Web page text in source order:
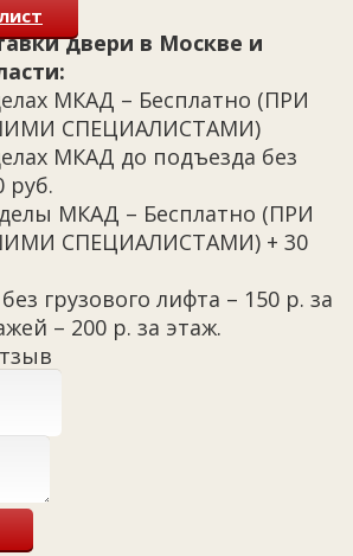
двери в Москве и
МКАД – Бесплатно (ПРИ
СПЕЦИАЛИСТАМИ)
МКАД до подъезда без
руб.
МКАД – Бесплатно (ПРИ
СПЕЦИАЛИСТАМИ) + 30
грузового лифта – 150 р. за
– 200 р. за этаж.